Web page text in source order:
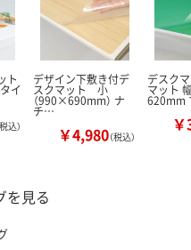
ト
イ
税込）
デザイン下敷き付デ
スクマット 小
（990×690mm） ナ
チ…
￥4,980（税込）
デスク
マット
620mm
を見る